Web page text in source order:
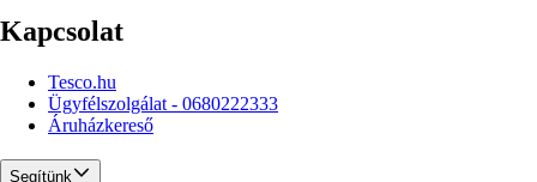
Kapcsolat
Tesco.hu
Ügyfélszolgálat - 0680222333
Áruházkereső
Segítünk